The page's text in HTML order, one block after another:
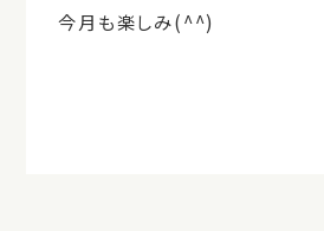
今月も楽しみ(^^)